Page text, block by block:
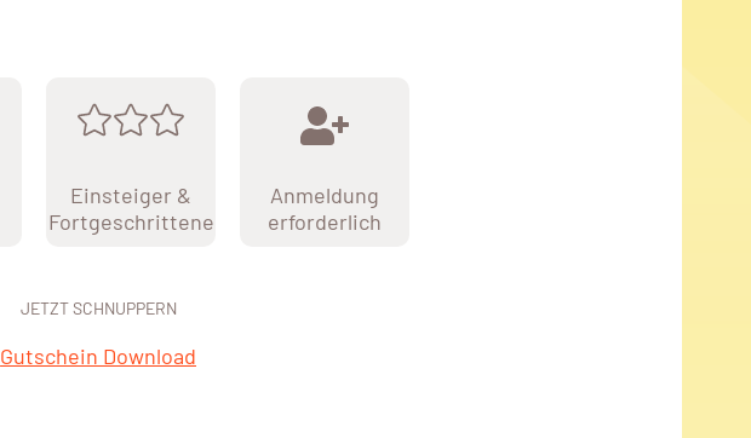
Einsteiger &
Fortgeschrittene
Anmeldung
erforderlich
JETZT SCHNUPPERN
Gutschein Download